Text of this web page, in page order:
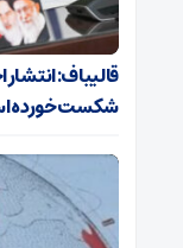
قالیباف:
شکست خورده